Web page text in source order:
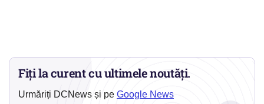
Fiți la curent cu ultimele noutăți.
Urmăriți DCNews și pe Google News